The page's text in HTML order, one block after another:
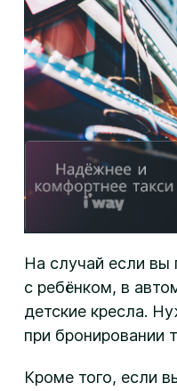
На случай если вы
с ребёнком, в
детские кресла.
при бронировании
Кроме того, если